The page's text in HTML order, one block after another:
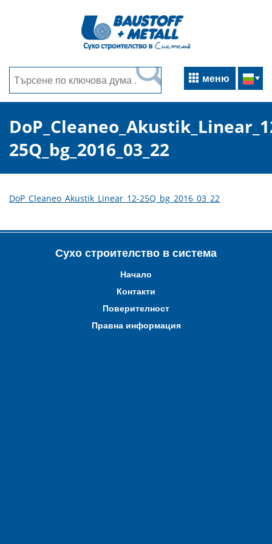
меню
25Q_bg_2016_03_22
DoP_Cleaneo_Akustik_Linear_12-25Q_bg_2016_03_22
Сухо строителство в система
Начало
Контакти
Поверителност
Правна информация